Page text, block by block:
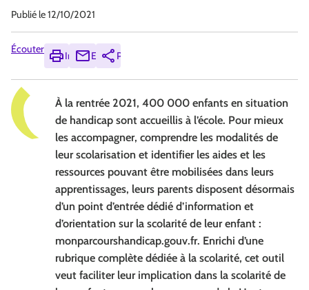
Publié le12/10/2021
Écouter
ImprimerEnvoyerPartager
À la rentrée 2021, 400 000 enfants en situation
de handicap sont accueillis à l’école. Pour mieux
les accompagner, comprendre les modalités de
leur scolarisation et identifier les aides et les
ressources pouvant être mobilisées dans leurs
apprentissages, leurs parents disposent désormais
d’un point d’entrée dédié d’information et
d’orientation sur la scolarité de leur enfant :
monparcourshandicap.gouv.fr. Enrichi d’une
rubrique complète dédiée à la scolarité, cet outil
veut faciliter leur implication dans la scolarité de